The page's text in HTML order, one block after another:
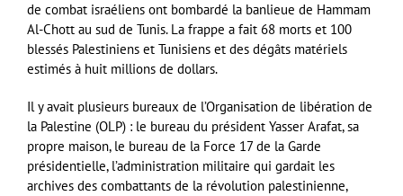
de combat israéliens ont bombardé la banlieue de Hammam
Al-Chott au sud de Tunis. La frappe a fait 68 morts et 100
blessés Palestiniens et Tunisiens et des dégâts matériels
estimés à huit millions de dollars.
Il y avait plusieurs bureaux de l’Organisation de libération de
la Palestine (OLP) : le bureau du président Yasser Arafat, sa
propre maison, le bureau de la Force 17 de la Garde
présidentielle, l’administration militaire qui gardait les
archives des combattants de la révolution palestinienne,